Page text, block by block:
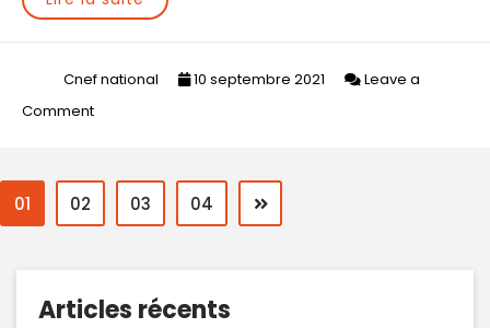
Cnef national 10 septembre 2021
Leave a
Commenton
Point
3
01 02 03 04
Articles récents